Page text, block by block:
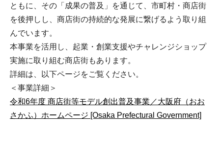
ともに、その「成果の普及」を通じて、市町村・商店街
を後押しし、商店街の持続的な発展に繋げるよう取り組
んでいます。
本事業を活用し、起業・創業支援やチャレンジショップ
実施に取り組む商店街もあります。
詳細は、以下ページをご覧ください。
＜事業詳細＞
令和6年度 商店街等モデル創出普及事業／大阪府（おお
さかふ）ホームページ [Osaka Prefectural Government]